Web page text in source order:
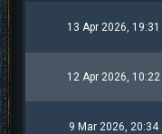
13 Apr 2026, 19:31
12 Apr 2026, 10:22
9 Mar 2026, 20:34